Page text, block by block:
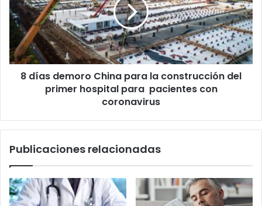
para
construcción
del
primer
hospital
coronavirus
8 días demoro China para la construcción del
primer hospital para pacientes con
coronavirus
Publicaciones relacionadas